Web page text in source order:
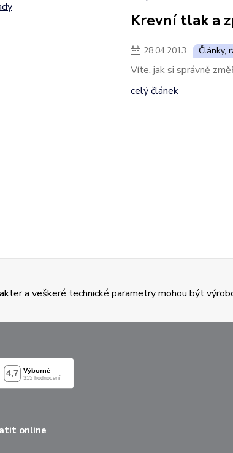
Krevní tlak a
28.04.2013 Články,
Víte, jak si správně
celý článek
a veškeré technické parametry mohou být
online